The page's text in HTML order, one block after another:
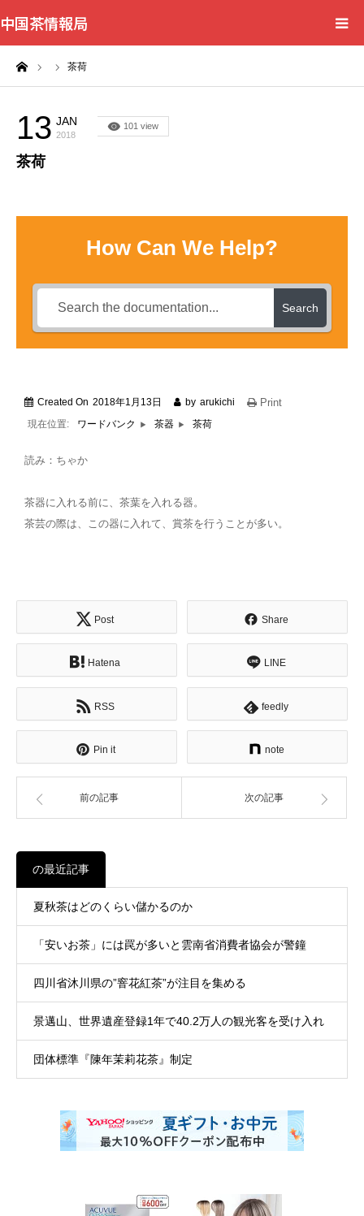
中国茶情報局
茶荷
13 JAN
2018
101 view
茶荷
How Can We Help?
Search
Created On 2018年1月13日 by arukichi Print
現在位置: ワードバンク 茶器 茶荷
読み：ちゃか
茶器に入れる前に、茶葉を入れる器。
茶芸の際は、この器に入れて、賞茶を行うことが多い。
Post Share
Hatena LINE
RSS feedly
Pin it note
前の記事 次の記事
の最近記事
夏秋茶はどのくらい儲かるのか
「安いお茶」には罠が多いと雲南省消費者協会が警鐘
四川省沐川県の”窨花紅茶”が注目を集める
景邁山、世界遺産登録1年で40.2万人の観光客を受け入れ
団体標準『陳年茉莉花茶』制定
Home
News
WordBank
Shops
Books